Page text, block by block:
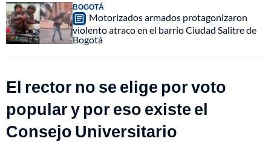
BOGOTÁ
Motorizados armados protagonizaron
violento atraco en el barrio Ciudad Salitre de
Bogotá
El rector no se elige por voto
popular y por eso existe el
Consejo Universitario